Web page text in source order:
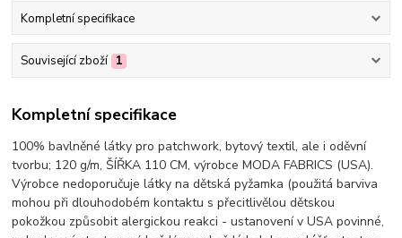
Kompletní specifikace
Související zboží 1
Kompletní specifikace
100% bavlněné látky pro patchwork, bytový textil, ale i oděvní
tvorbu; 120 g/m, ŠÍŘKA 110 CM, výrobce MODA FABRICS (USA).
Výrobce nedoporučuje látky na dětská pyžamka (použitá barviva
mohou při dlouhodobém kontaktu s přecitlivělou dětskou
pokožkou způsobit alergickou reakci - ustanovení v USA povinné,